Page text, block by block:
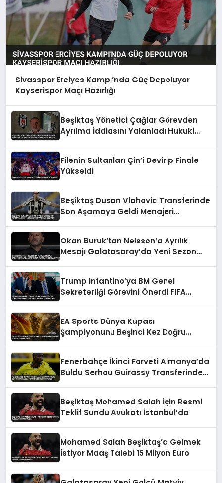
Sivasspor Erciyes Kampı’nda Güç Depoluyor
Kayserispor Maçı Hazırlığı
Beşiktaş Yönetici Çağlar Görevden
Ayrılma İddiasını Yalanladı Hukuki
Filenin Sultanları Çin’i Devirip Finale
Yükseldi
Beşiktaş Dusan Vlahovic Transferinde
Son Aşamaya Geldi Menajeri
Okan Buruk’tan Nelsson’a Ayrılık
Mesajı Galatasaray’da Yeni Sezon
Trump Infantino’ya BM Genel
Sekreterliği Görevini Önerdi FIFA
EA Sports Dünya Kupası
Şampiyonunu Beşinci Kez Doğru
Fenerbahçe İkinci Forveti Almanya’da
Buldu Serhou Guirassy Transferinde
Beşiktaş Mohamed Salah İçin Resmi
Teklif Sundu Avukatı İstanbul’da
Mohamed Salah Beşiktaş’a Gelmek
İstiyor Maaş Talebi 15 Milyon Euro